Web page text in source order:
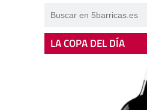
LA COPA DEL DÍA